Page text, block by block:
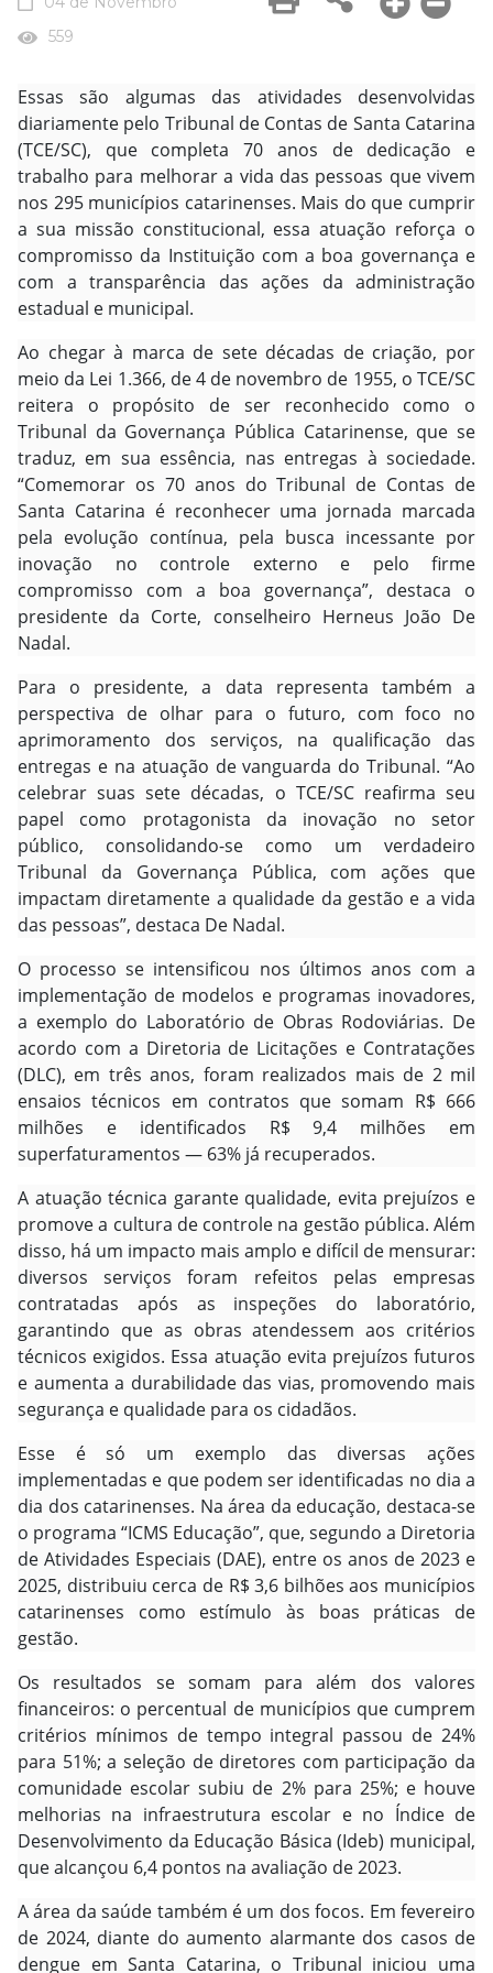
559
Essas são algumas das atividades desenvolvidas
diariamente pelo Tribunal de Contas de Santa Catarina
(TCE/SC), que completa 70 anos de dedicação e
trabalho para melhorar a vida das pessoas que vivem
nos 295 municípios catarinenses. Mais do que cumprir
a sua missão constitucional, essa atuação reforça o
compromisso da Instituição com a boa governança e
com a transparência das ações da administração
estadual e municipal.
Ao chegar à marca de sete décadas de criação, por
meio da Lei 1.366, de 4 de novembro de 1955, o TCE/SC
reitera o propósito de ser reconhecido como o
Tribunal da Governança Pública Catarinense, que se
traduz, em sua essência, nas entregas à sociedade.
“Comemorar os 70 anos do Tribunal de Contas de
Santa Catarina é reconhecer uma jornada marcada
pela evolução contínua, pela busca incessante por
inovação no controle externo e pelo firme
compromisso com a boa governança”, destaca o
presidente da Corte, conselheiro Herneus João De
Nadal.
Para o presidente, a data representa também a
perspectiva de olhar para o futuro, com foco no
aprimoramento dos serviços, na qualificação das
entregas e na atuação de vanguarda do Tribunal. “Ao
celebrar suas sete décadas, o TCE/SC reafirma seu
papel como protagonista da inovação no setor
público, consolidando-se como um verdadeiro
Tribunal da Governança Pública, com ações que
impactam diretamente a qualidade da gestão e a vida
das pessoas”, destaca De Nadal.
O processo se intensificou nos últimos anos com a
implementação de modelos e programas inovadores,
a exemplo do Laboratório de Obras Rodoviárias. De
acordo com a Diretoria de Licitações e Contratações
(DLC), em três anos, foram realizados mais de 2 mil
ensaios técnicos em contratos que somam R$ 666
milhões e identificados R$ 9,4 milhões em
superfaturamentos — 63% já recuperados.
A atuação técnica garante qualidade, evita prejuízos e
promove a cultura de controle na gestão pública. Além
disso, há um impacto mais amplo e difícil de mensurar:
diversos serviços foram refeitos pelas empresas
contratadas após as inspeções do laboratório,
garantindo que as obras atendessem aos critérios
técnicos exigidos. Essa atuação evita prejuízos futuros
e aumenta a durabilidade das vias, promovendo mais
segurança e qualidade para os cidadãos.
Esse é só um exemplo das diversas ações
implementadas e que podem ser identificadas no dia a
dia dos catarinenses. Na área da educação, destaca-se
o programa “ICMS Educação”, que, segundo a Diretoria
de Atividades Especiais (DAE), entre os anos de 2023 e
2025, distribuiu cerca de R$ 3,6 bilhões aos municípios
catarinenses como estímulo às boas práticas de
gestão.
Os resultados se somam para além dos valores
financeiros: o percentual de municípios que cumprem
critérios mínimos de tempo integral passou de 24%
para 51%; a seleção de diretores com participação da
comunidade escolar subiu de 2% para 25%; e houve
melhorias na infraestrutura escolar e no Índice de
Desenvolvimento da Educação Básica (Ideb) municipal,
que alcançou 6,4 pontos na avaliação de 2023.
A área da saúde também é um dos focos. Em fevereiro
de 2024, diante do aumento alarmante dos casos de
dengue em Santa Catarina, o Tribunal iniciou uma